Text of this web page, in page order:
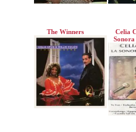
The Winners
Celia